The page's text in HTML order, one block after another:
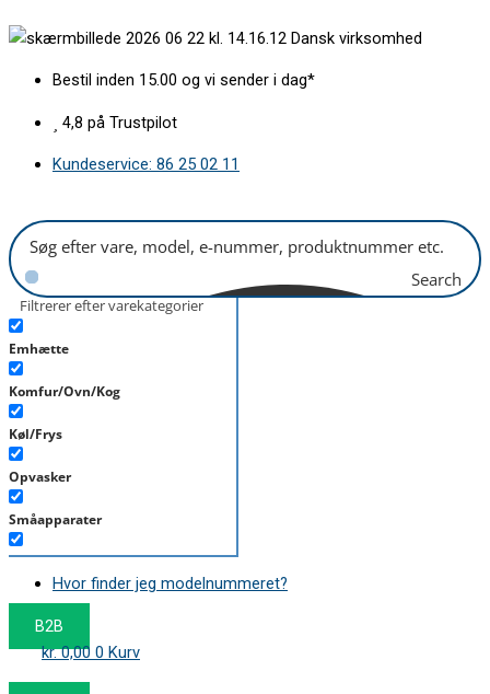
til
Dansk virksomhed
Bestil inden 15.00 og vi sender i dag*
4,8 på Trustpilot
Kundeservice: 86 25 02 11
Search
Filtrerer efter varekategorier
Emhætte
Komfur/Ovn/Kog
Køl/Frys
Opvasker
Småapparater
Støvsuger
Tørretumbler
Tilbehør/Plejemidler
Hvor finder jeg modelnummeret?
B2B
kr.0,00 0 Kurv
1,5m